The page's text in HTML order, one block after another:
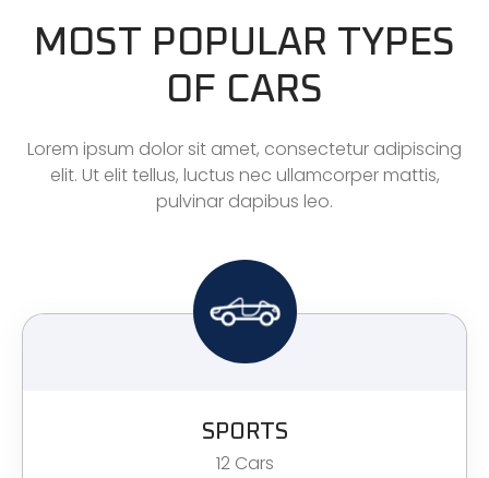
MOST POPULAR TYPES
OF CARS
Lorem ipsum dolor sit amet, consectetur adipiscing
elit. Ut elit tellus, luctus nec ullamcorper mattis,
pulvinar dapibus leo.
SPORTS
12 Cars